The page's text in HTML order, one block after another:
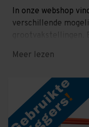
In onze webshop
verschillende
sectie. Je kan dan
zelf of je een
hoeveel
Meer lezen